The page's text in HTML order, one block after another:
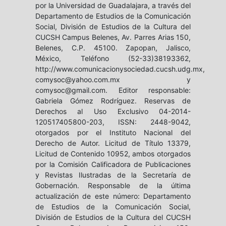
por la Universidad de Guadalajara, a través del
Departamento de Estudios de la Comunicación
Social, División de Estudios de la Cultura del
CUCSH Campus Belenes, Av. Parres Arias 150,
Belenes, C.P. 45100. Zapopan, Jalisco,
México, Teléfono (52-33)38193362,
http://www.comunicacionysociedad.cucsh.udg.mx,
comysoc@yahoo.com.mx y
comysoc@gmail.com. Editor responsable:
Gabriela Gómez Rodríguez. Reservas de
Derechos al Uso Exclusivo 04-2014-
120517405800-203, ISSN: 2448-9042,
otorgados por el Instituto Nacional del
Derecho de Autor. Licitud de Título 13379,
Licitud de Contenido 10952, ambos otorgados
por la Comisión Calificadora de Publicaciones
y Revistas Ilustradas de la Secretaría de
Gobernación. Responsable de la última
actualización de este número: Departamento
de Estudios de la Comunicación Social,
División de Estudios de la Cultura del CUCSH